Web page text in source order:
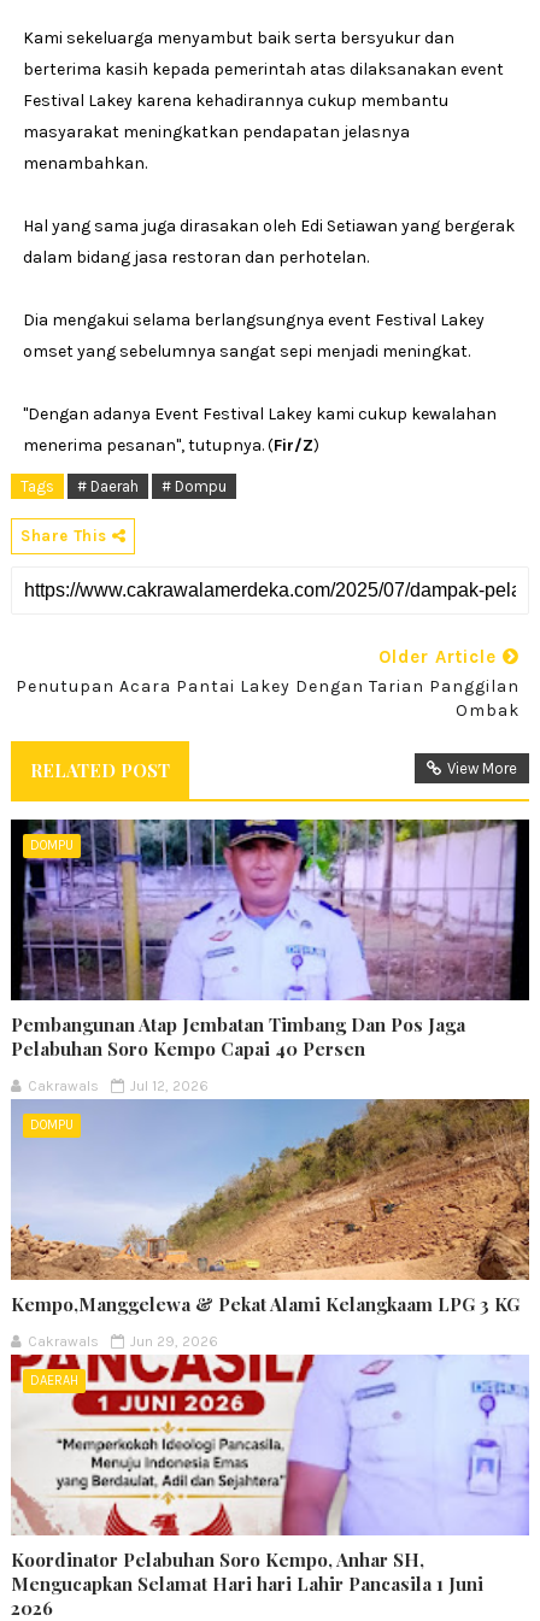
Kami sekeluarga menyambut baik serta bersyukur dan
berterima kasih kepada pemerintah atas dilaksanakan event
Festival Lakey karena kehadirannya cukup membantu
masyarakat meningkatkan pendapatan jelasnya
menambahkan.
Hal yang sama juga dirasakan oleh Edi Setiawan yang bergerak
dalam bidang jasa restoran dan perhotelan.
Dia mengakui selama berlangsungnya event Festival Lakey
omset yang sebelumnya sangat sepi menjadi meningkat.
"Dengan adanya Event Festival Lakey kami cukup kewalahan
menerima pesanan", tutupnya. (Fir/Z)
Tags # Daerah # Dompu
Share This
Older Article
Penutupan Acara Pantai Lakey Dengan Tarian Panggilan
Ombak
RELATED POST View More
DOMPU
Pembangunan Atap Jembatan Timbang Dan Pos Jaga
Pelabuhan Soro Kempo Capai 40 Persen
Cakrawals Jul 12, 2026
DOMPU
Kempo,Manggelewa & Pekat Alami Kelangkaam LPG 3 KG
Cakrawals Jun 29, 2026
DAERAH
Koordinator Pelabuhan Soro Kempo, Anhar SH,
Mengucapkan Selamat Hari hari Lahir Pancasila 1 Juni
2026